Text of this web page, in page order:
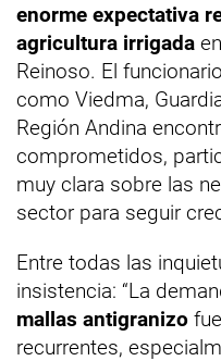
enorme expectativa
agricultura irrigada
Reinoso. El
como Viedma,
Región Andina
comprometidos,
muy clara sobre las
sector para seguir
Entre todas las
insistencia: “La
mallas antigranizo
recurrentes,